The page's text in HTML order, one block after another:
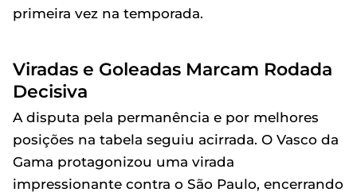
primeira vez na temporada.
Viradas e Goleadas Marcam Rodada
Decisiva
A disputa pela permanência e por melhores
posições na tabela seguiu acirrada. O Vasco da
Gama protagonizou uma virada
impressionante contra o São Paulo, encerrando